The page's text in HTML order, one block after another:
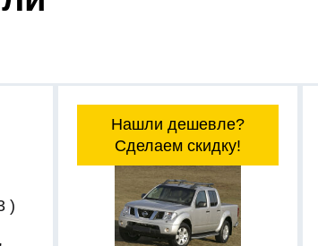
)
Нашли дешевле?
Сделаем скидку!